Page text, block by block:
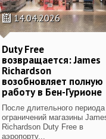
14.04.2026
Duty Free
возвращается: James
Richardson
возобновляет полную
работу в Бен-Гурионе
После длительного периода
ограничений магазины
Richardson Duty Free в
аэропорту...